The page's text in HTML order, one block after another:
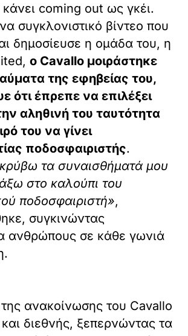
coming out ως γκέι.
συγκλονιστικό βίντεο που
δημοσίευσε η ομάδα του, η
ο Cavallo μοιράστηκε
της εφηβείας του,
ότι έπρεπε να επιλέξει
αληθινή του ταυτότητα
του να γίνει
ποδοσφαιριστής.
τα συναισθήματά μου
στο καλούπι του
ποδοσφαιριστή»,
συγκινώντας
ανθρώπους σε κάθε γωνιά
ανακοίνωσης του Cavallo
διεθνής, ξεπερνώντας τα